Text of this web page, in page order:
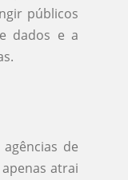
públicos
dados e a
de
atrai